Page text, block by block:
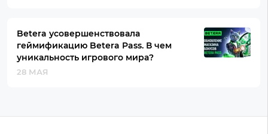
Betera усовершенствовала
геймификацию Betera Pass. В чем
уникальность игрового мира?
28 МАЯ